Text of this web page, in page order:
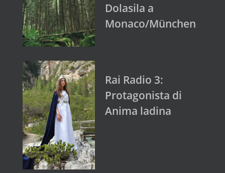
Dolasila a
Monaco/München
Rai Radio 3:
Protagonista di
Anima ladina